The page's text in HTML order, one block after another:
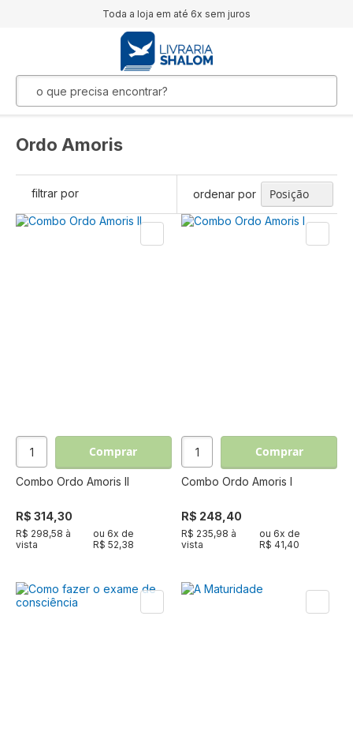
Toda a loja em até 6x sem juros
Ordo Amoris
ordenar por
Comprar
Combo Ordo Amoris II
R$ 314,30
R$ 298,58 à
vista
ou 6x de
R$ 52,38
Comprar
Combo Ordo Amoris I
R$ 248,40
R$ 235,98 à
vista
ou 6x de
R$ 41,40
filtrar por